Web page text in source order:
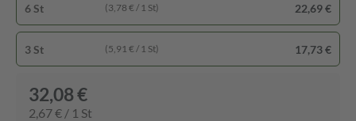
6 St (3,78 € / 1 St) 22,69 €
3 St (5,91 € / 1 St) 17,73 €
32,08 €
2,67 € / 1 St